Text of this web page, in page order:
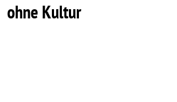
ohne Kultur